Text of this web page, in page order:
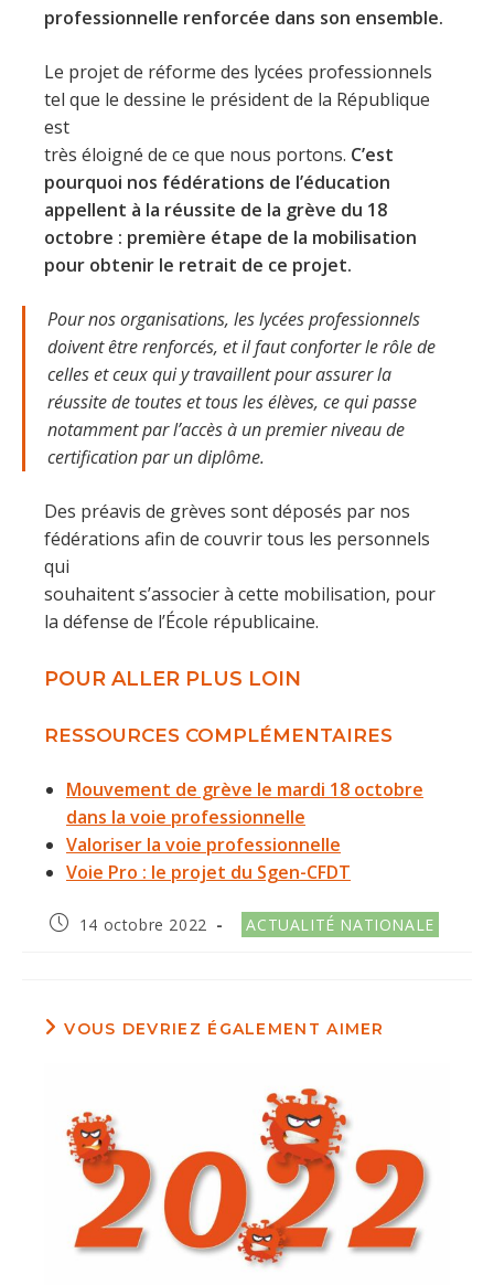
professionnelle renforcée dans son ensemble.
Le projet de réforme des lycées professionnels
tel que le dessine le président de la République
est
très éloigné de ce que nous portons. C’est
pourquoi nos fédérations de l’éducation
appellent à la réussite de la grève du 18
octobre : première étape de la mobilisation
pour obtenir le retrait de ce projet.
Pour nos organisations, les lycées professionnels
doivent être renforcés, et il faut conforter le rôle de
celles et ceux qui y travaillent pour assurer la
réussite de toutes et tous les élèves, ce qui passe
notamment par l’accès à un premier niveau de
certification par un diplôme.
Des préavis de grèves sont déposés par nos
fédérations afin de couvrir tous les personnels
qui
souhaitent s’associer à cette mobilisation, pour
la défense de l’École républicaine.
POUR ALLER PLUS LOIN
RESSOURCES COMPLÉMENTAIRES
Mouvement de grève le mardi 18 octobre
dans la voie professionnelle
Valoriser la voie professionnelle
Voie Pro : le projet du Sgen-CFDT
Publication
14 octobre 2022
Post
category:
ACTUALITÉ NATIONALE
VOUS DEVRIEZ ÉGALEMENT AIMER